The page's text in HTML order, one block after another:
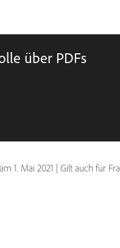
über PDFs
1. Mai 2021 | Gilt auch für